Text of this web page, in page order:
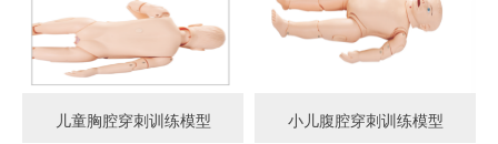
儿童胸腔穿刺训练模型 小儿腹腔穿刺训练模型